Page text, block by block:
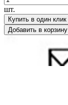
шт.
Купить в один клик
Добавить в корзину